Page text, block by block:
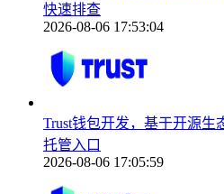
快速排查
2026-08-06 17:53:04
Trust钱包开发，基于开源生
托管入口
2026-08-06 17:05:59